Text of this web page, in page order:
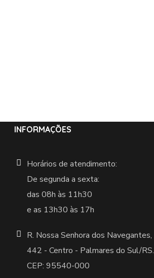
INFORMAÇÕES
Horários de atendimento:
De segunda a sexta:
das 08h às 11h30
e as 13h30 às 17h
R. Nossa Senhora dos Navegantes,
442 -Centro - Palmares do Sul/RS.
CEP: 95540-000